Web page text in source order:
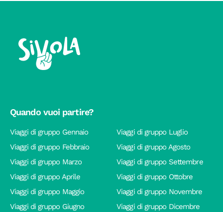
Quando vuoi partire?
Viaggi di gruppo Gennaio
Viaggi di gruppo Febbraio
Viaggi di gruppo Marzo
Viaggi di gruppo Aprile
Viaggi di gruppo Maggio
Viaggi di gruppo Giugno
Viaggi di gruppo Luglio
Viaggi di gruppo Agosto
Viaggi di gruppo Settembre
Viaggi di gruppo Ottobre
Viaggi di gruppo Novembre
Viaggi di gruppo Dicembre